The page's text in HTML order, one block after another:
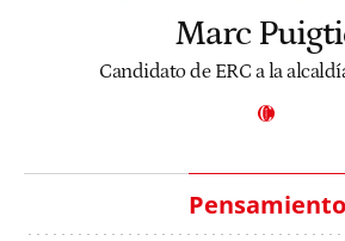
Marc
Candidato de ERC a la
Pensamiento